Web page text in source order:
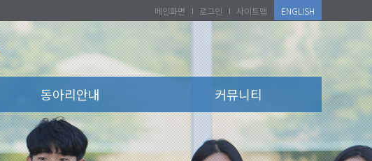
메인화면 로그인 사이트맵 ENGLISH
동아리안내 커뮤니티